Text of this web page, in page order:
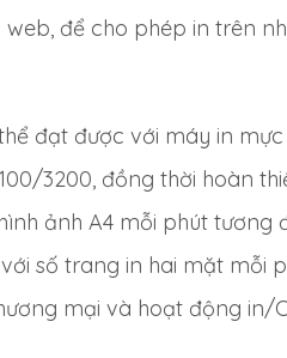
để cho phép in trên
đạt được với máy in mực
3200, đồng thời hoàn
ảnh A4 mỗi phút tương
số trang in hai mặt mỗi
mại và hoạt động in/